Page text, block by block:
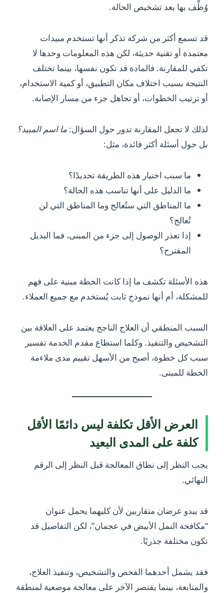
وُظِّف بها بعد تشخيص الحالة.
قد تسمع أكثر من شركة تذكر أنها تستخدم مبيدات
معتمدة أو تقنية حديثة، لكن هذه المعلومات وحدها لا
تكفي للمقارنة. فالمادة قد تكون نفسها، بينما تختلف
النتيجة بسبب اختلاف مكان التطبيق، أو كمية الاستخدام،
أو ترتيب الخطوات، أو تجاهل جزء من مسار الإصابة.
لذلك لا تجعل المقارنة تدور حول السؤال: ما اسم المبيد؟
بل حول أسئلة أكثر فائدة، مثل:
ما سبب اختيار هذه الطريقة تحديدًا؟
ما الدليل على أنها تناسب هذه الحالة؟
ما المناطق التي ستُعالج وما المناطق التي لن
تُعالج؟
إذا تعذر الوصول إلى جزء من المبنى، فما البديل
المقترح؟
هذه الأسئلة تكشف ما إذا كانت الخطة مبنية على فهم
للمشكلة، أم أنها نموذج ثابت يُستخدم مع جميع العملاء.
السبب المنطقي أن العلاج الناجح يعتمد على العلاقة بين
التشخيص والتنفيذ. وكلما استطاع مقدم الخدمة تفسير
سبب كل خطوة، أصبح من الأسهل تقييم مدى ملاءمة
الخطة للمبنى.
العرض الأقل تكلفة ليس دائمًا الأقل
كلفة على المدى البعيد
يجب النظر إلى نطاق المعالجة قبل النظر إلى الرقم
النهائي.
قد يبدو عرضان متقاربين لأن كليهما يحمل عنوان
“مكافحة النمل الأبيض في عجمان”، لكن التفاصيل قد
تكون مختلفة جذريًا.
فقد يشمل أحدهما الفحص والتشخيص، وتنفيذ العلاج،
والمتابعة، بينما يقتصر الآخر على معالجة موضعية لمنطقة